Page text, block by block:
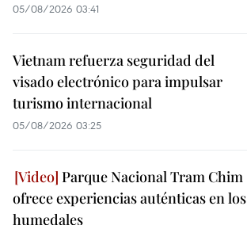
05/08/2026 03:41
Vietnam refuerza seguridad del
visado electrónico para impulsar
turismo internacional
05/08/2026 03:25
Parque Nacional Tram Chim
ofrece experiencias auténticas en los
humedales